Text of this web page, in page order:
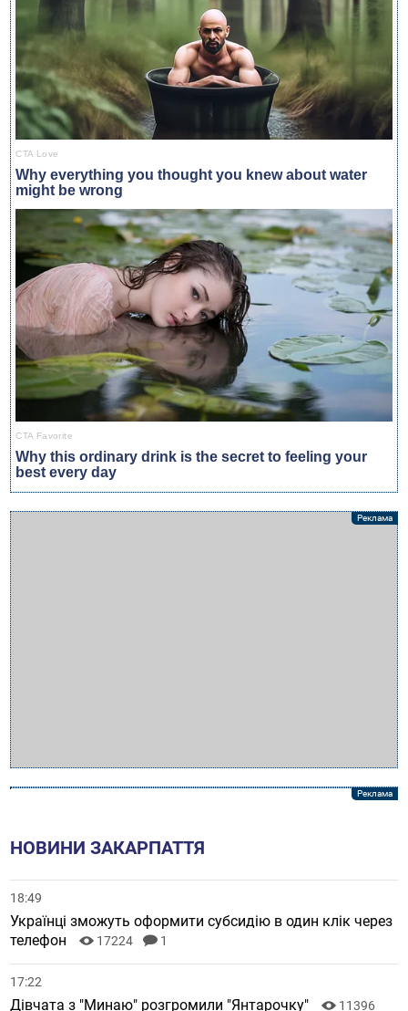
НОВИНИ ЗАКАРПАТТЯ
18:49
Українці зможуть оформити субсидію в один клік через
телефон
17224 1
17:22
Дівчата з "Минаю" розгромили "Янтарочку" 11396